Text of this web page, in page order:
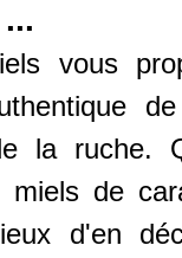
vous
la ruche.
miels de
d'en